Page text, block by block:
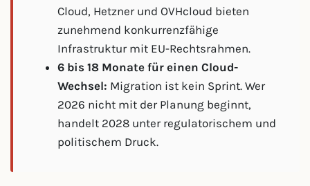
Cloud, Hetzner und OVHcloud bieten
zunehmend konkurrenzfähige
Infrastruktur mit EU-Rechtsrahmen.
6 bis 18 Monate für einen Cloud-
Wechsel: Migration ist kein Sprint. Wer
2026 nicht mit der Planung beginnt,
handelt 2028 unter regulatorischem und
politischem Druck.